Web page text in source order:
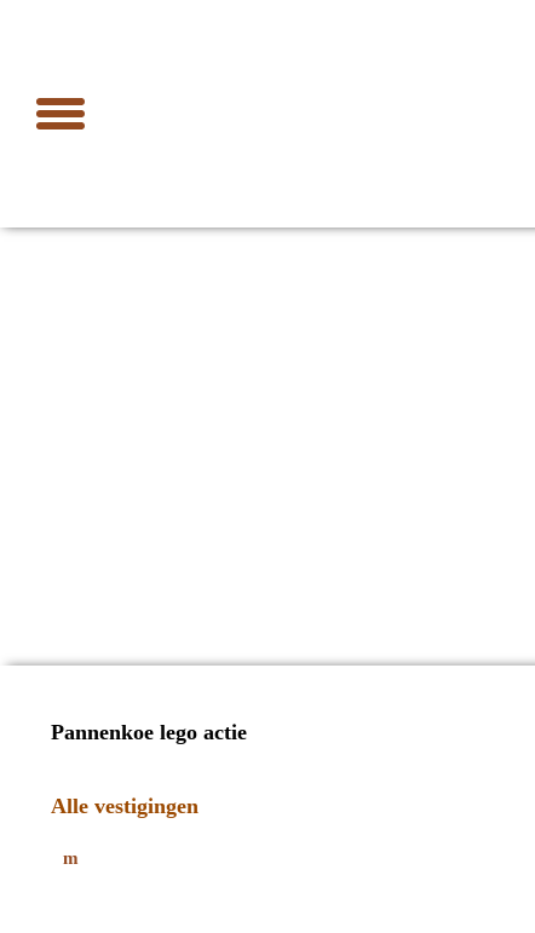
Pannenkoe lego actie
Alle vestigingen